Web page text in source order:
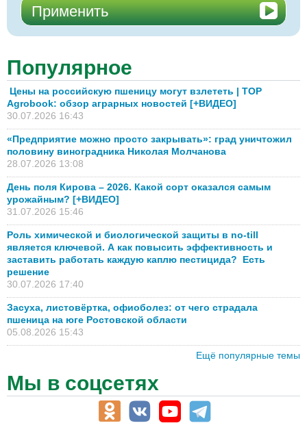
Популярное
Цены на российскую пшеницу могут взлететь | TOP
Agrobook: обзор аграрных новостей [+ВИДЕО]
30.07.2026 16:43
«Предприятие можно просто закрывать»: град уничтожил
половину виноградника Николая Молчанова
28.07.2026 13:08
День поля Кирова – 2026. Какой сорт оказался самым
урожайным? [+ВИДЕО]
31.07.2026 15:46
Роль химической и биологической защиты в no-till
является ключевой. А как повысить эффективность и
заставить работать каждую каплю пестицида? Есть
решение
30.07.2026 17:40
Засуха, листовёртка, офиоболез: от чего страдала
пшеница на юге Ростовской области
05.08.2026 15:43
Ещё популярные темы
Мы в соцсетях